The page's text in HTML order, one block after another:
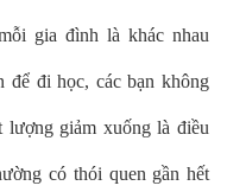
gia đình là khác nhau
để đi học, các bạn không
lượng giảm xuống là điều
có thói quen gần hết